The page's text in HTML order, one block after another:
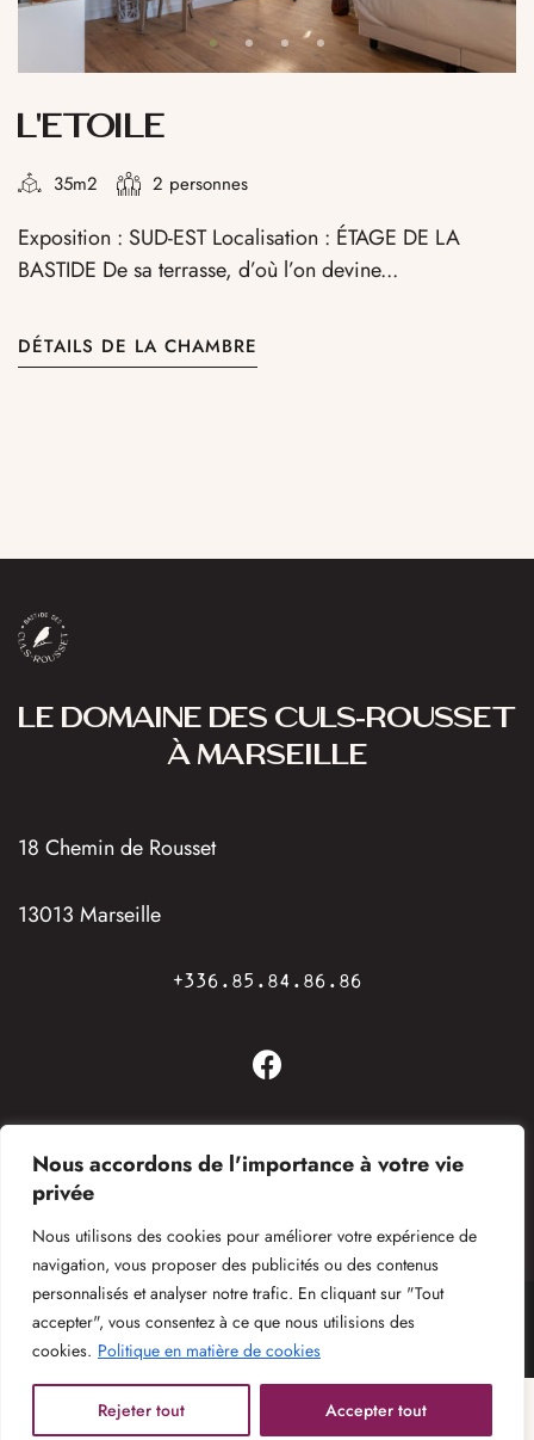
Nous accordons de l'importance à votre vie
privée
Nous utilisons des cookies pour améliorer votre expérience de
navigation, vous proposer des publicités ou des contenus
personnalisés et analyser notre trafic. En cliquant sur "Tout
accepter", vous consentez à ce que nous utilisions des
cookies. Politique en matière de cookies
Rejeter tout Accepter tout
L’ETOILE
35m2 2 personnes
Exposition : SUD-EST Localisation : ÉTAGE DE LA
BASTIDE De sa terrasse, d’où l’on devine...
DÉTAILS DE LA CHAMBRE
LE DOMAINE DES CULS-ROUSSET
À MARSEILLE
18 Chemin de Rousset
13013 Marseille
+336.85.84.86.86
Politique de confidentialité Mentions légales Foire aux questions
© 2024 Bastide des Culs-Rousset. Réalisation : Bureau Chapeau Melon